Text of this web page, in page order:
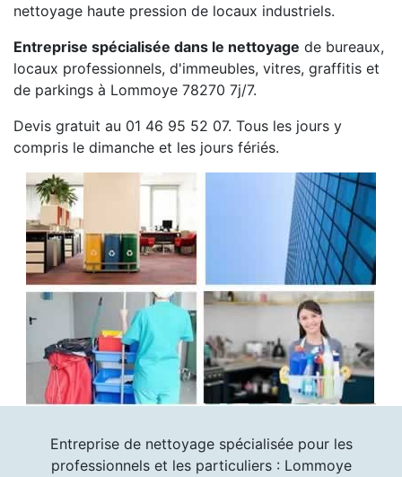
nettoyage haute pression de locaux industriels.
Entreprise spécialisée dans le nettoyage de bureaux,
locaux professionnels, d'immeubles, vitres, graffitis et
de parkings à Lommoye 78270 7j/7.
Devis gratuit au 01 46 95 52 07. Tous les jours y
compris le dimanche et les jours fériés.
Entreprise de nettoyage spécialisée pour les
professionnels et les particuliers : Lommoye